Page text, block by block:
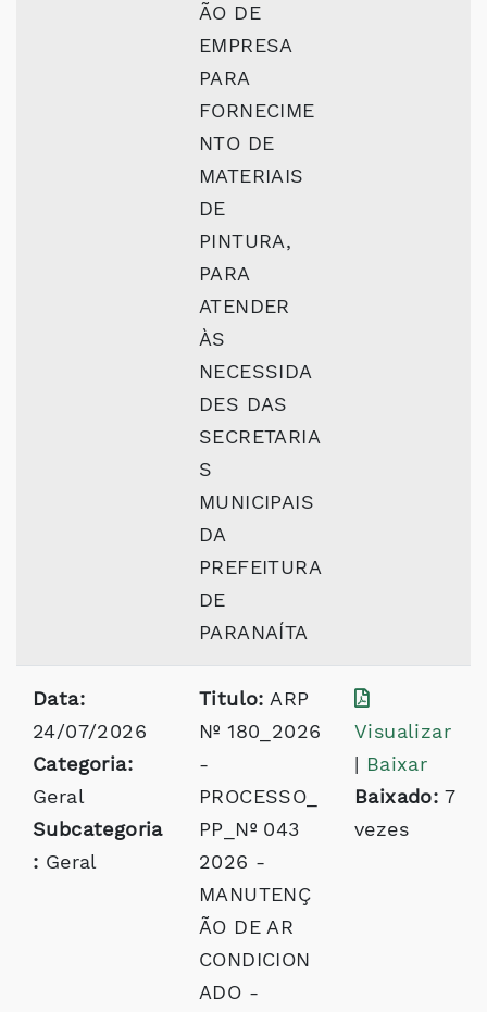
ÃO DE
EMPRESA
PARA
FORNECIME
NTO DE
MATERIAIS
DE
PINTURA,
PARA
ATENDER
ÀS
NECESSIDA
DES DAS
SECRETARIA
S
MUNICIPAIS
DA
PREFEITURA
DE
PARANAÍTA
Data:
24/07/2026
Categoria:
Geral
Subcategoria
: Geral
Titulo: ARP
Nº 180_2026
-
PROCESSO_
PP_Nº 043
2026 -
MANUTENÇ
ÃO DE AR
CONDICION
ADO -
Visualizar
| Baixar
Baixado: 7
vezes